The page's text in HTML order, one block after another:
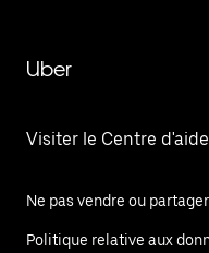
Uber
Visiter le Centre d'aide
Ne pas vendre ou
Politique relative aux